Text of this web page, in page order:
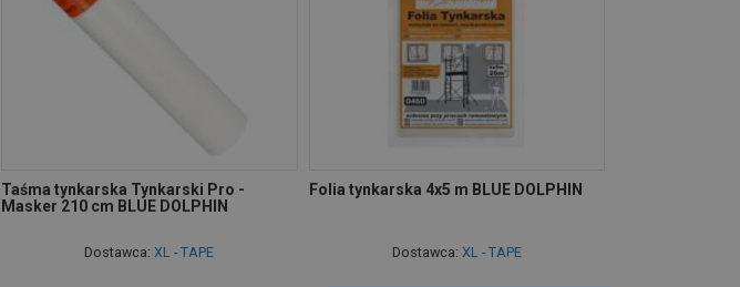
Taśma tynkarska Tynkarski Pro -
Masker 210 cm BLUE DOLPHIN
Dostawca:XL - TAPE
Folia tynkarska 4x5 m BLUE DOLPHIN
Dostawca: XL - TAPE